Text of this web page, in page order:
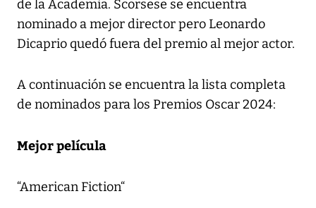
de la Academia. Scorsese se encuentra
nominado a mejor director pero Leonardo
Dicaprio quedó fuera del premio al mejor actor.
A continuación se encuentra la lista completa
de nominados para los Premios Oscar 2024:
Mejor película
“American Fiction“